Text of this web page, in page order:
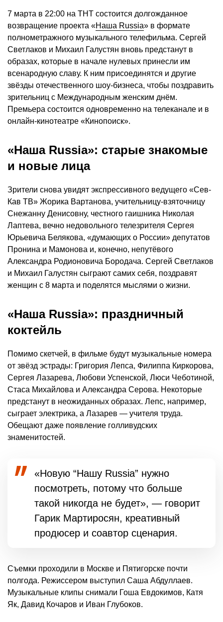
7 марта в 22:00 на ТНТ состоится долгожданное
возвращение проекта «Наша Russia» в формате
полнометражного музыкального телефильма. Сергей
Светлаков и Михаил Галустян вновь предстанут в
образах, которые в начале нулевых принесли им
всенародную славу. К ним присоединятся и другие
звёзды отечественного шоу-бизнеса, чтобы поздравить
зрительниц с Международным женским днём.
Премьера состоится одновременно на телеканале и в
онлайн-кинотеатре «Кинопоиск».
«Наша Russia»: старые знакомые
и новые лица
Зрители снова увидят экспрессивного ведущего «Сев-
Кав ТВ» Жорика Вартанова, учительницу-взяточницу
Снежанну Денисовну, честного гаишника Николая
Лаптева, вечно недовольного телезрителя Сергея
Юрьевича Белякова, «думающих о России» депутатов
Пронина и Мамонова и, конечно, непутёвого
Александра Родионовича Бородача. Сергей Светлаков
и Михаил Галустян сыграют самих себя, поздравят
женщин с 8 марта и поделятся мыслями о жизни.
«Наша Russia»: праздничный
коктейль
Помимо скетчей, в фильме будут музыкальные номера
от звёзд эстрады: Григория Лепса, Филиппа Киркорова,
Сергея Лазарева, Любови Успенской, Люси Чеботиной,
Стаса Михайлова и Александра Серова. Некоторые
предстанут в неожиданных образах. Лепс, например,
сыграет электрика, а Лазарев — учителя труда.
Обещают даже появление голливудских
знаменитостей.
«Новую “Нашу Russia” нужно
посмотреть, потому что больше
такой никогда не будет», — говорит
Гарик Мартиросян, креативный
продюсер и соавтор сценария.
Съемки проходили в Москве и Пятигорске почти
полгода. Режиссером выступил Саша Абдуллаев.
Музыкальные клипы снимали Гоша Евдокимов, Катя
Як, Давид Кочаров и Иван Глубоков.